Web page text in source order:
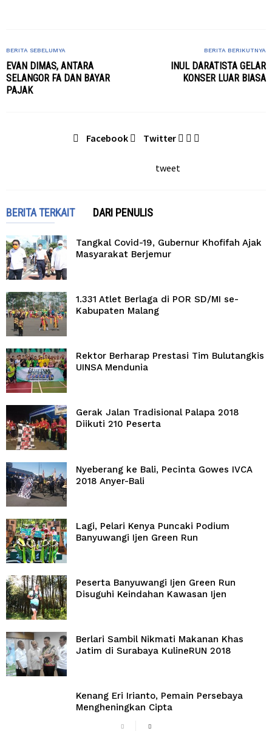
BERITA SEBELUMYA
EVAN DIMAS, ANTARA
SELANGOR FA DAN BAYAR
PAJAK
BERITA BERIKUTNYA
INUL DARATISTA GELAR
KONSER LUAR BIASA
Facebook Twitter
tweet
BERITA TERKAIT DARI PENULIS
Tangkal Covid-19, Gubernur Khofifah Ajak
Masyarakat Berjemur
1.331 Atlet Berlaga di POR SD/MI se-
Kabupaten Malang
Rektor Berharap Prestasi Tim Bulutangkis
UINSA Mendunia
Gerak Jalan Tradisional Palapa 2018
Diikuti 210 Peserta
Nyeberang ke Bali, Pecinta Gowes IVCA
2018 Anyer-Bali
Lagi, Pelari Kenya Puncaki Podium
Banyuwangi Ijen Green Run
Peserta Banyuwangi Ijen Green Run
Disuguhi Keindahan Kawasan Ijen
Berlari Sambil Nikmati Makanan Khas
Jatim di Surabaya KulineRUN 2018
Kenang Eri Irianto, Pemain Persebaya
Mengheningkan Cipta